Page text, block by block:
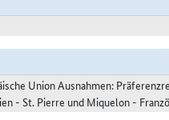
Union Ausnahmen:
- St. Pierre und Miquelon -